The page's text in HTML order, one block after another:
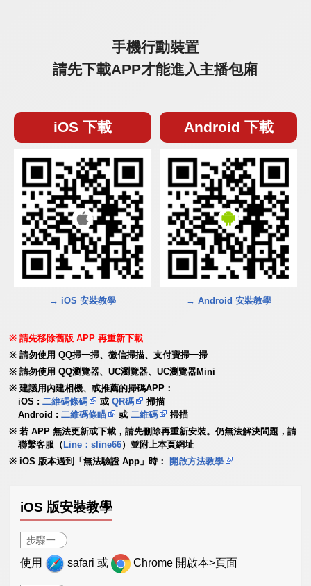
手機行動裝置
請先下載APP才能進入主播包廂
iOS 下載
→ iOS 安裝教學
Android 下載
→ Android 安裝教學
請先移除舊版 APP 再重新下載
請勿使用 QQ掃一掃、微信掃描、支付寶掃一掃
請勿使用 QQ瀏覽器、UC瀏覽器、UC瀏覽器Mini
建議用內建相機、或推薦的掃碼APP：
iOS :二維碼條碼 或QR碼
掃描
Android :二維碼條瞄 或二維碼
掃描
若 APP 無法更新或下載，請先刪除再重新安裝。仍無法解決問題，請
聯繫客服（ Line：sline66）並附上本頁網址
iOS 版本遇到「無法驗證 App」時：
開啟方法教學
iOS 版安裝教學
步驟一
使用 safari 或 Chrome 開啟本>頁面